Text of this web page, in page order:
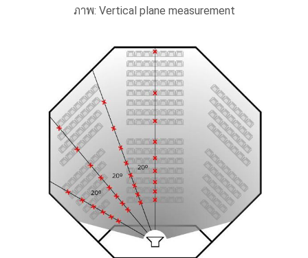
ภาพ: Vertical plane measurement